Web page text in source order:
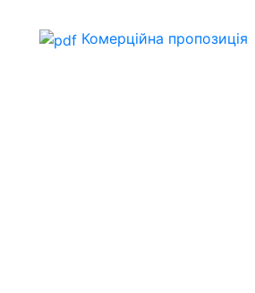
Комерційна пропозиція